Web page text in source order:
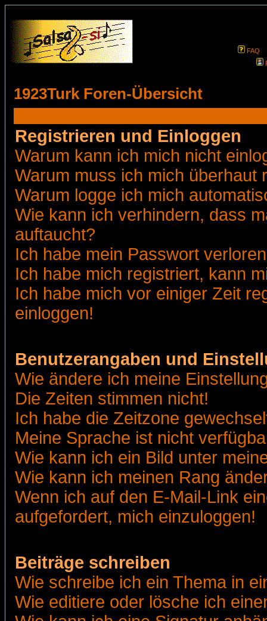
FAQ
1923Turk Foren-Übersicht
Registrieren und Einloggen
Warum kann ich mich nicht
Warum muss ich mich überhaut
Warum logge ich mich
Wie kann ich verhindern, dass
auftaucht?
Ich habe mein Passwort
Ich habe mich registriert, kann
Ich habe mich vor einiger Zeit
einloggen!
Benutzerangaben und
Wie ändere ich meine
Die Zeiten stimmen nicht!
Ich habe die Zeitzone
Meine Sprache ist nicht
Wie kann ich ein Bild unter
Wie kann ich meinen Rang
Wenn ich auf den E-Mail-Link
aufgefordert, mich einzuloggen!
Beiträge schreiben
Wie schreibe ich ein Thema in
Wie editiere oder lösche ich